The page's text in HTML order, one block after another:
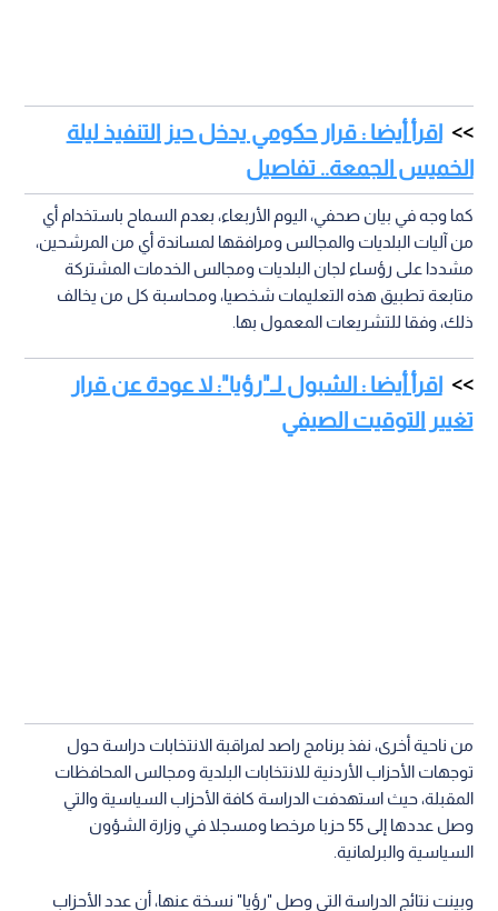
اقرأ أيضا : قرار حكومي يدخل حيز التنفيذ ليلة
الخميس الجمعة.. تفاصيل
كما وجه في بيان صحفي، اليوم الأربعاء، بعدم السماح باستخدام أي
من آليات البلديات والمجالس ومرافقها لمساندة أي من المرشحين،
مشددا على رؤساء لجان البلديات ومجالس الخدمات المشتركة
متابعة تطبيق هذه التعليمات شخصيا، ومحاسبة كل من يخالف
ذلك، وفقا للتشريعات المعمول بها.
اقرأ أيضا : الشبول لـ"رؤيا": لا عودة عن قرار
تغيير التوقيت الصيفي
من ناحية أخرى، نفذ برنامج راصد لمراقبة الانتخابات دراسة حول
توجهات الأحزاب الأردنية للانتخابات البلدية ومجالس المحافظات
المقبلة، حيث استهدفت الدراسة كافة الأحزاب السياسية والتي
وصل عددها إلى 55 حزبا مرخصا ومسجلا في وزارة الشؤون
السياسية والبرلمانية.
وبينت نتائج الدراسة التي وصل "رؤيا" نسخة عنها، أن عدد الأحزاب